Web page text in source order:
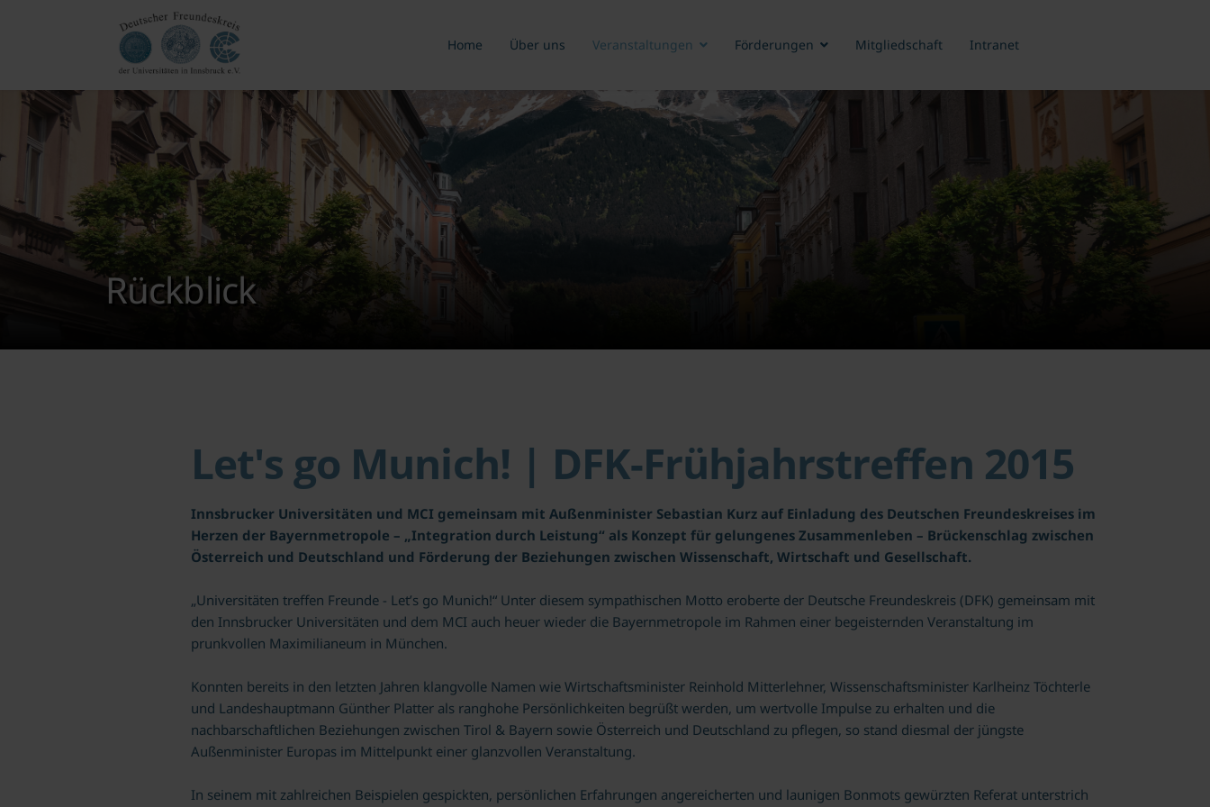
Home Über uns Veranstaltungen Förderungen Mitgliedschaft Intranet
Rückblick
Let's go Munich! | DFK-Frühjahrstreffen 2015
Innsbrucker Universitäten und MCI gemeinsam mit Außenminister Sebastian Kurz auf Einladung des Deutschen Freundeskreises im
Herzen der Bayernmetropole – „Integration durch Leistung“ als Konzept für gelungenes Zusammenleben – Brückenschlag zwischen
Österreich und Deutschland und Förderung der Beziehungen zwischen Wissenschaft, Wirtschaft und Gesellschaft.
„Universitäten treffen Freunde - Let’s go Munich!“ Unter diesem sympathischen Motto eroberte der Deutsche Freundeskreis (DFK) gemeinsam mit
den Innsbrucker Universitäten und dem MCI auch heuer wieder die Bayernmetropole im Rahmen einer begeisternden Veranstaltung im
prunkvollen Maximilianeum in München.
Konnten bereits in den letzten Jahren klangvolle Namen wie Wirtschaftsminister Reinhold Mitterlehner, Wissenschaftsminister Karlheinz Töchterle
und Landeshauptmann Günther Platter als ranghohe Persönlichkeiten begrüßt werden, um wertvolle Impulse zu erhalten und die
nachbarschaftlichen Beziehungen zwischen Tirol & Bayern sowie Österreich und Deutschland zu pflegen, so stand diesmal der jüngste
Außenminister Europas im Mittelpunkt einer glanzvollen Veranstaltung.
In seinem mit zahlreichen Beispielen gespickten, persönlichen Erfahrungen angereicherten und launigen Bonmots gewürzten Referat unterstrich